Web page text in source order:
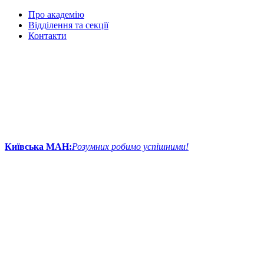
Про академію
Відділення та секції
Контакти
Київська МАН:Розумних робимо успішними!